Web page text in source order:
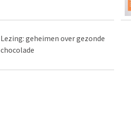
Lezing: geheimen over gezonde
chocolade